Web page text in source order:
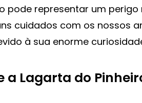
pode representar um perigo
cuidados com os nossos
à sua enorme
a Lagarta do